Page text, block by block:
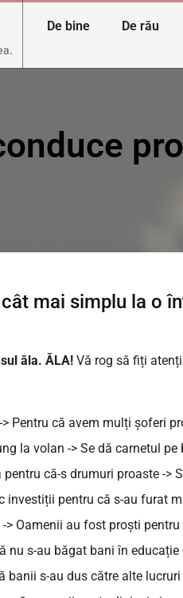
De bine De rău
mai simplu la o
ăla. ĂLA! Vă rog să fiți
-> Pentru că avem mulți șoferi
la volan -> Se dă carnetul
că-s drumuri proaste ->
investiții pentru că s-au furat
Oamenii au fost proști
nu s-au băgat bani în
banii s-au dus către alte